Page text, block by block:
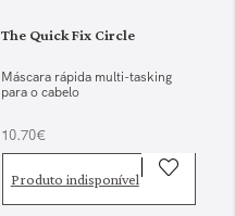
The Quick Fix Circle
Máscara rápida multi-tasking
para o cabelo
10.70€
Produto indisponível